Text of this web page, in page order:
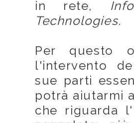
in rete,
Technologies.
Per questo
l'intervento
sue parti
potrà aiutarmi
che riguarda